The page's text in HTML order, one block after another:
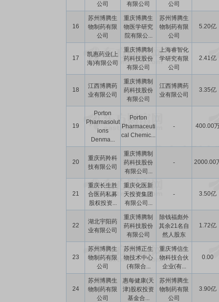
公司
有限公司
公司
16
苏州博腾生
物制药有限
公司
重庆博腾生
物医学研究
院有限公...
苏州博腾生
物制药有限
公司
5.20亿
17
凯惠药业(上
海)有限公司
重庆博腾制
药科技股份
有限公司
上海睿智化
学研究有限
公司
2.41亿
18
江西博腾药
业有限公司
重庆博腾制
药科技股份
有限公司
江西博腾药
业有限公司
3.35亿
19
Porton
Pharmasolut
ions
Denma...
Porton
Pharmaceuti
cal Chemic...
- 400.00
20
重庆药羚科
技有限公司
重庆博腾制
药科技股份
有限公司...
- 2000.00
21
重庆长生胜
合医药私募
股权投资...
重庆化医新
天投资集团
有限公司...
- 3.50亿
22
湖北宇阳药
业有限公司
重庆博腾制
药科技股份
有限公司
除钱福彪外
其余21名自
然人股东
1.72亿
23
苏州博腾生
物制药有限
公司
苏州博正生
物技术中心
(有限合...
重庆博信生
物科技合伙
企业(有...
0.00
24
苏州博腾生
物制药有限
公司
惠每健康(天
津)股权投资
基金合...
苏州博腾生
物制药有限
公司
3.90亿